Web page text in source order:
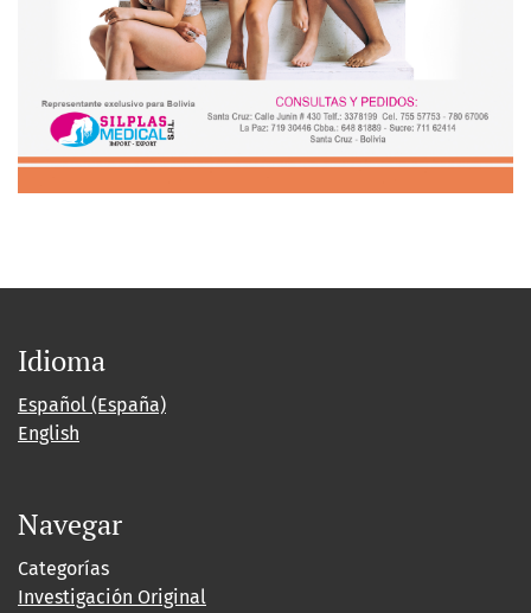
Idioma
Español (España)
English
Navegar
Categorías
Investigación Original